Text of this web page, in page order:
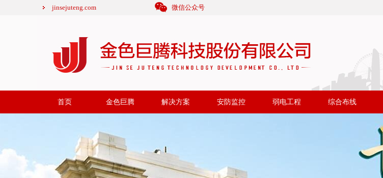
jinsejuteng.com 微信公众号
首页 金色巨腾 解决方案 安防监控 弱电工程 综合布线